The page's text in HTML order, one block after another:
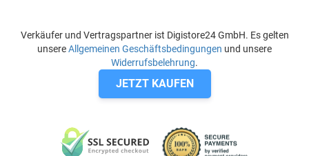
Verkäufer und Vertragspartner ist Digistore24 GmbH. Es gelten
unsereAllgemeinen Geschäftsbedingungen und unsere
Widerrufsbelehrung.
JETZT KAUFEN